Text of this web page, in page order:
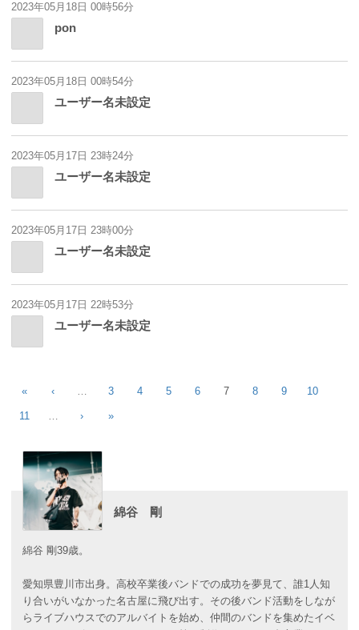
2023年05月18日 00時56分
pon
2023年05月18日 00時54分
ユーザー名未設定
2023年05月17日 23時24分
ユーザー名未設定
2023年05月17日 23時00分
ユーザー名未設定
2023年05月17日 22時53分
ユーザー名未設定
« ‹ … 3 4 5 6 7 8 9 10
11 … › »
綿谷 剛
綿谷 剛39歳。
愛知県豊川市出身。高校卒業後バンドでの成功を夢見て、誰1人知
り合いがいなかった名古屋に飛び出す。その後バンド活動をしなが
らライブハウスでのアルバイトを始め、仲間のバンドを集めたイベ